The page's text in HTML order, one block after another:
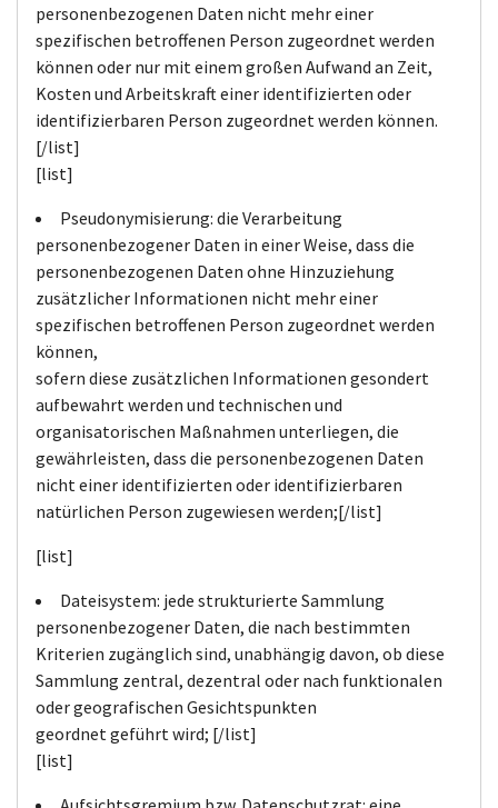
personenbezogenen Daten nicht mehr einer
spezifischen betroffenen Person zugeordnet werden
können oder nur mit einem großen Aufwand an Zeit,
Kosten und Arbeitskraft einer identifizierten oder
identifizierbaren Person zugeordnet werden können.
[/list]
[list]
Pseudonymisierung: die Verarbeitung
personenbezogener Daten in einer Weise, dass die
personenbezogenen Daten ohne Hinzuziehung
zusätzlicher Informationen nicht mehr einer
spezifischen betroffenen Person zugeordnet werden
können,
sofern diese zusätzlichen Informationen gesondert
aufbewahrt werden und technischen und
organisatorischen Maßnahmen unterliegen, die
gewährleisten, dass die personenbezogenen Daten
nicht einer identifizierten oder identifizierbaren
natürlichen Person zugewiesen werden;[/list]
[list]
Dateisystem: jede strukturierte Sammlung
personenbezogener Daten, die nach bestimmten
Kriterien zugänglich sind, unabhängig davon, ob diese
Sammlung zentral, dezentral oder nach funktionalen
oder geografischen Gesichtspunkten
geordnet geführt wird; [/list]
[list]